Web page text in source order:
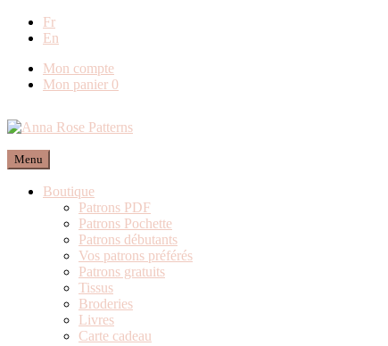
Fr
En
Mon compte
Mon panier 0
Menu
Boutique
Patrons PDF
Patrons Pochette
Patrons débutants
Vos patrons préférés
Patrons gratuits
Tissus
Broderies
Livres
Carte cadeau